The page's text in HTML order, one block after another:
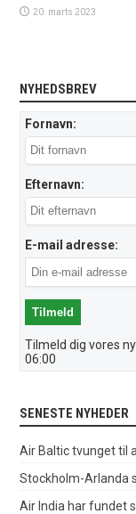
20. marts 2023
NYHEDSBREV
Fornavn:
Efternavn:
E-mail adresse:
Tilmeld dig vores
06:00
SENESTE NYHEDER
Air Baltic tvunget til
Stockholm-Arlanda
Air India har fundet